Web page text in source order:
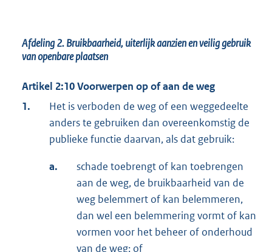
Afdeling 2.Bruikbaarheid, uiterlijk aanzien en veilig gebruik
van openbare plaatsen
Artikel 2:10 Voorwerpen op of aan de weg
1.
Het is verboden de weg of een weggedeelte
anders te gebruiken dan overeenkomstig de
publieke functie daarvan, als dat gebruik:
a.
schade toebrengt of kan toebrengen
aan de weg, de bruikbaarheid van de
weg belemmert of kan belemmeren,
dan wel een belemmering vormt of kan
vormen voor het beheer of onderhoud
van de weg; of